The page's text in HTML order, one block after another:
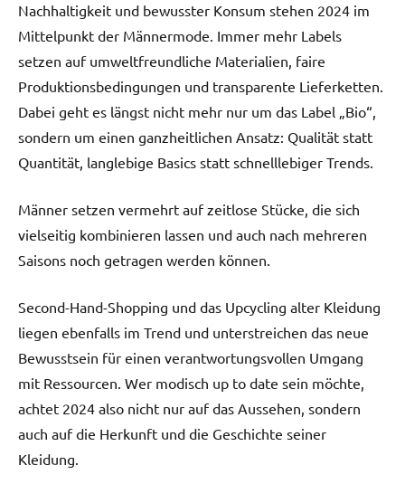
Nachhaltigkeit und bewusster Konsum stehen 2024 im
Mittelpunkt der Männermode. Immer mehr Labels
setzen auf umweltfreundliche Materialien, faire
Produktionsbedingungen und transparente Lieferketten.
Dabei geht es längst nicht mehr nur um das Label „Bio“,
sondern um einen ganzheitlichen Ansatz: Qualität statt
Quantität, langlebige Basics statt schnelllebiger Trends.
Männer setzen vermehrt auf zeitlose Stücke, die sich
vielseitig kombinieren lassen und auch nach mehreren
Saisons noch getragen werden können.
Second-Hand-Shopping und das Upcycling alter Kleidung
liegen ebenfalls im Trend und unterstreichen das neue
Bewusstsein für einen verantwortungsvollen Umgang
mit Ressourcen. Wer modisch up to date sein möchte,
achtet 2024 also nicht nur auf das Aussehen, sondern
auch auf die Herkunft und die Geschichte seiner
Kleidung.